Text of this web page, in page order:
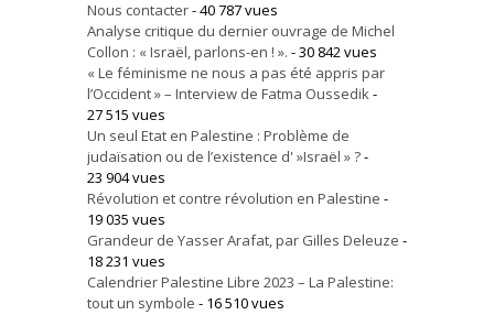
Nous contacter- 40 787 vues
Analyse critique du dernier ouvrage de Michel
Collon : « Israël, parlons-en ! ». - 30 842 vues
« Le féminisme ne nous a pas été appris par
l’Occident » – Interview de Fatma Oussedik-
27 515 vues
Un seul Etat en Palestine : Problème de
judaïsation ou de l’existence d' »Israël » ?-
23 904 vues
Révolution et contre révolution en Palestine -
19 035 vues
Grandeur de Yasser Arafat, par Gilles Deleuze -
18 231 vues
Calendrier Palestine Libre 2023 – La Palestine:
tout un symbole - 16 510 vues